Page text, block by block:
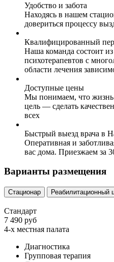
Удобство и забота
Находясь в нашем
довериться процессу
Квалифицированный
Наша команда состоит
психотерапевтов с
области лечения
Доступные цены
Мы понимаем, что жизнь
цель — сделать
всех
Быстрый выезд врача в
Оперативная и
вас дома. Приезжаем за
Варианты размещения
Стационар Реабилитационный
Стандарт
7 490 руб
4-х местная палата
Диагностика
Групповая терапия